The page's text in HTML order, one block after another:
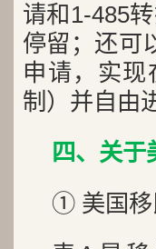
请和1-485
停留；还可
申请，实
制）并自由
四、关
① 美国移